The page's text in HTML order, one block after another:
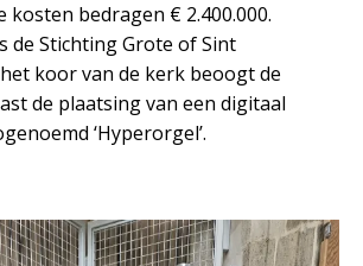
kosten bedragen € 2.400.000.
de Stichting Grote of Sint
koor van de kerk beoogt de
de plaatsing van een digitaal
‘Hyperorgel’.